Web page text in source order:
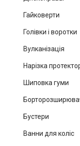
Гайковерти
Голівки і воротки
Вулканізація
Нарізка
Шиповка гуми
Бустери
Ванни для коліс